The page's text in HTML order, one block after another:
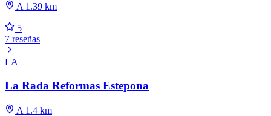
A 1.39 km
5
7 reseñas
LA
La Rada Reformas Estepona
A 1.4 km